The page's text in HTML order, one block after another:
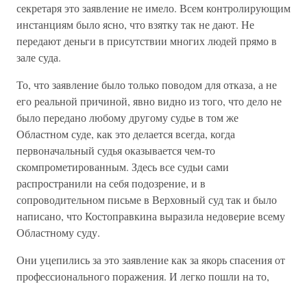
секретаря это заявление не имело. Всем контролирующим
инстанциям было ясно, что взятку так не дают. Не
передают деньги в присутствии многих людей прямо в
зале суда.
То, что заявление было только поводом для отказа, а не
его реальной причиной, явно видно из того, что дело не
было передано любому другому судье в том же
Областном суде, как это делается всегда, когда
первоначальный судья оказывается чем-то
скомпрометированным. Здесь все судьи сами
распространили на себя подозрение, и в
сопроводительном письме в Верховный суд так и было
написано, что Костоправкина выразила недоверие всему
Областному суду.
Они уцепились за это заявление как за якорь спасения от
профессионального поражения. И легко пошли на то,